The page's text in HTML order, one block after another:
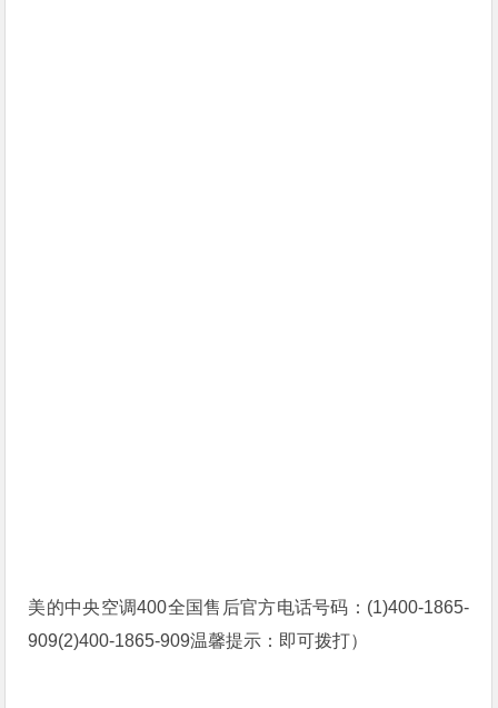
美的中央空调400全国售后官方电话号码：(1)400-1865-
909(2)400-1865-909温馨提示：即可拨打）